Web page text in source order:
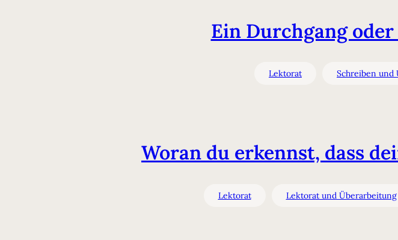
Ein Durchgang
Lektorat Schreiben und
Woran du erkennst, dass
Lektorat Lektorat und Überarbeitung